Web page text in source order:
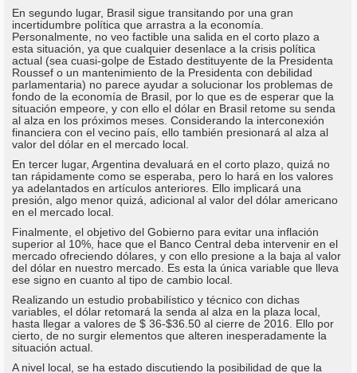
En segundo lugar, Brasil sigue transitando por una gran
incertidumbre política que arrastra a la economía.
Personalmente, no veo factible una salida en el corto plazo a
esta situación, ya que cualquier desenlace a la crisis política
actual (sea cuasi-golpe de Estado destituyente de la Presidenta
Roussef o un mantenimiento de la Presidenta con debilidad
parlamentaria) no parece ayudar a solucionar los problemas de
fondo de la economía de Brasil, por lo que es de esperar que la
situación empeore, y con ello el dólar en Brasil retome su senda
al alza en los próximos meses. Considerando la interconexión
financiera con el vecino país, ello también presionará al alza al
valor del dólar en el mercado local.
En tercer lugar, Argentina devaluará en el corto plazo, quizá no
tan rápidamente como se esperaba, pero lo hará en los valores
ya adelantados en artículos anteriores. Ello implicará una
presión, algo menor quizá, adicional al valor del dólar americano
en el mercado local.
Finalmente, el objetivo del Gobierno para evitar una inflación
superior al 10%, hace que el Banco Central deba intervenir en el
mercado ofreciendo dólares, y con ello presione a la baja al valor
del dólar en nuestro mercado. Es esta la única variable que lleva
ese signo en cuanto al tipo de cambio local.
Realizando un estudio probabilístico y técnico con dichas
variables, el dólar retomará la senda al alza en la plaza local,
hasta llegar a valores de $ 36-$36.50 al cierre de 2016. Ello por
cierto, de no surgir elementos que alteren inesperadamente la
situación actual.
A nivel local, se ha estado discutiendo la posibilidad de que la